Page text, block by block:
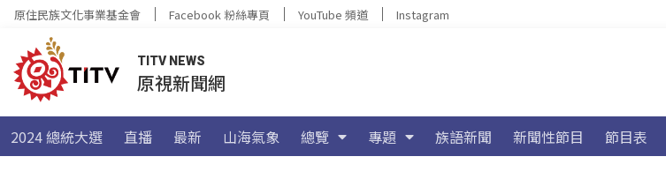
原住民族文化事業基金會 Facebook 粉絲專頁 YouTube 頻道 Instagram
TITV NEWS
原視新聞網
2024 總統大選 直播 最新 山海氣象 總覽 專題 族語新聞 新聞性節目 節目表